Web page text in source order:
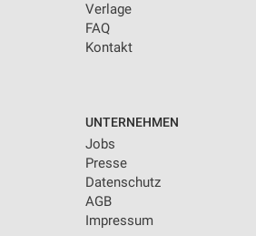
Verlage
FAQ
Kontakt
UNTERNEHMEN
Jobs
Presse
Datenschutz
AGB
Impressum